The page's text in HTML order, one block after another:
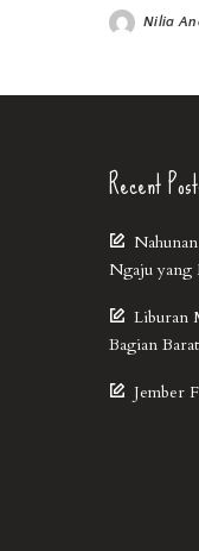
Nilia
Recent
Ngaju yang
Liburan
Bagian Barat
Jember